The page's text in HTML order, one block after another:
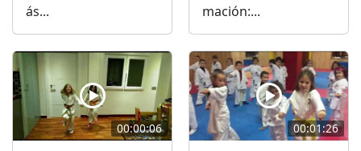
ás...
mación:...
00:00:06 00:01:26